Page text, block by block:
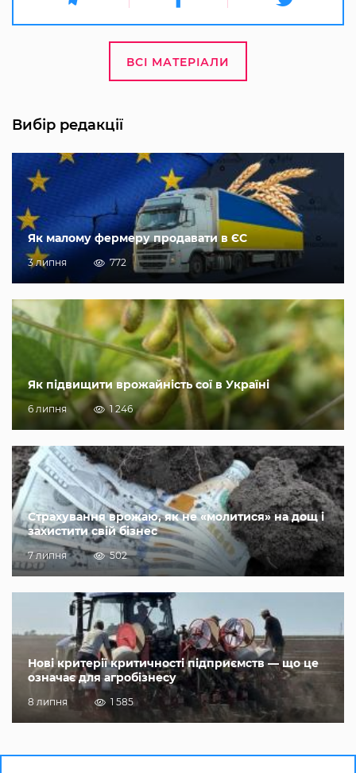
ВСІ МАТЕРІАЛИ
Вибір редакції
Як малому фермеру продавати в ЄС
3 липня 772
Як підвищити врожайність сої в Україні
6 липня 1 246
Страхування врожаю, як не «молитися» на дощ і
захистити свій бізнес
7 липня 502
Нові критерії критичності підприємств — що це
означає для агробізнесу
8 липня 1 585